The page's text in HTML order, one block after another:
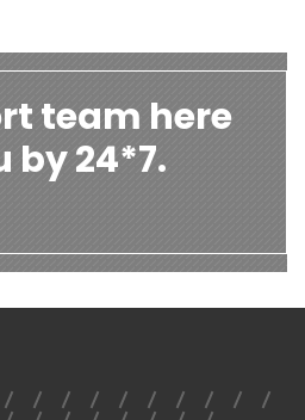
team here
by 24*7.